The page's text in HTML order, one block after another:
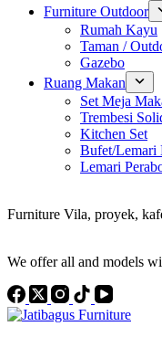
Furniture Outdoor
Rumah Kayu
Taman /
Gazebo
Ruang Makan
Set Meja
Trembesi
Kitchen Set
Bufet/Lemari
Lemari
Furniture Vila, proyek,
We offer all and models